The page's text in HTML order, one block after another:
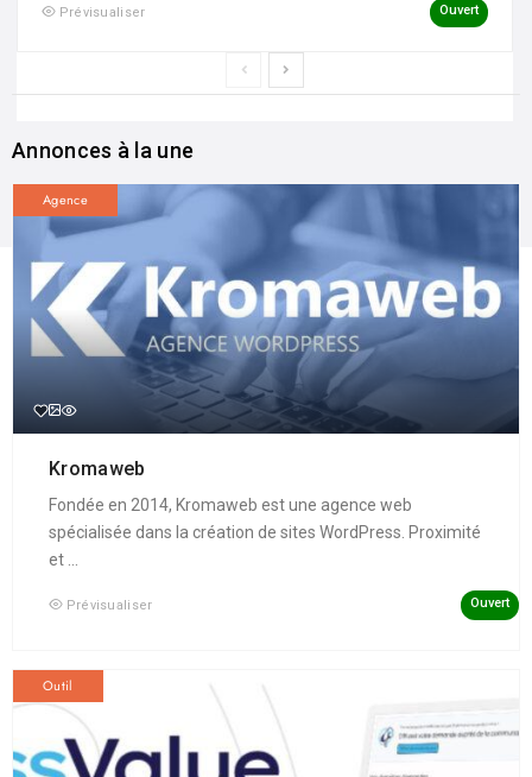
Prévisualiser Ouvert
Annonces à la une
Agence
Kromaweb
Fondée en 2014, Kromaweb est une agence web
spécialisée dans la création de sites WordPress. Proximité
et ...
Prévisualiser Ouvert
Outil